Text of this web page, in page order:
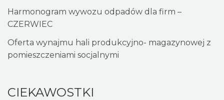
Harmonogram wywozu odpadów dla firm –
CZERWIEC
Oferta wynajmu hali produkcyjno- magazynowej z
pomieszczeniami socjalnymi
CIEKAWOSTKI